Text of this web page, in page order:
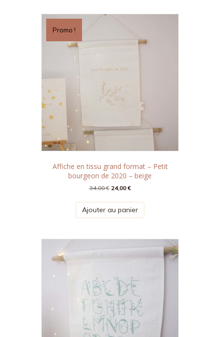
Promo !
Affiche en tissu grand format – Petit
bourgeon de 2020 – beige
34,00€ Le
initial
était :
24,00 €Le
actuel
est :
Ajouter au panier